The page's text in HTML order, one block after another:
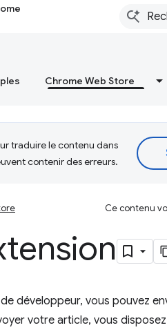
Chrome Web Store
traduire le contenu dans
contenir des erreurs.
Ce contenu
développeur, vous pouvez
votre article, vous